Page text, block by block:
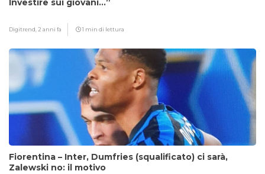
Investire sui giovani…”
Digitrend, 2 anni fa 1 min di lettura
Fiorentina – Inter, Dumfries (squalificato) ci sarà,
Zalewski no: il motivo